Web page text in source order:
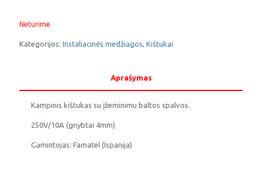
Neturime
Kategorijos: Instaliacinės medžiagos, Kištukai
Aprašymas
Kampinis kištukas su įžeminimu baltos spalvos.
250V/10A (gnybtai 4mm)
Gamintojas: Famatel (Ispanija)